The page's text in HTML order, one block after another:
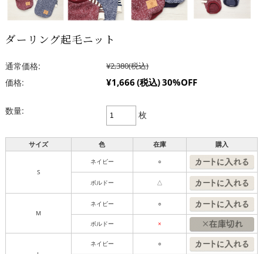
ダーリング起毛ニット
通常価格: ¥2,380(税込)
価格: ¥1,666(税込)30%OFF
数量: 枚
サイズ 色 在庫 購入
S
ネイビー ○
ボルドー △
M
ネイビー ○
ボルドー ×
ネイビー ○